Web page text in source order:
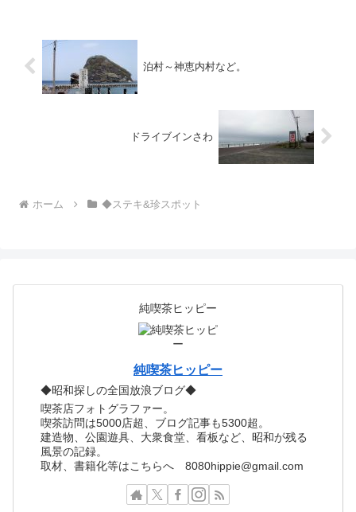
り、広い敷地内に14ハウスもあ
る展示室を公園のように思いの
ま...
泊村～神恵内村など。
ドライブインさわ
ホーム ◆ステキ&珍スポット
純喫茶ヒッピー
純喫茶ヒッピー
◆昭和探しの全国放浪ブログ◆
喫茶店フォトグラファー。
喫茶訪問は5000店超、ブログ記事も5300超。
建造物、公園遊具、大衆食堂、看板など、昭和が残る
風景の記録。
取材、書籍化等はこちらへ 8080hippie@gmail.com